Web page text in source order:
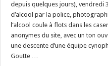
depuis quelques jours), vendredi
d’alcool par la police,
l’alcool coule à flots dans les
anonymes du site, avec un ton
une descente d’une équipe
Goutte …